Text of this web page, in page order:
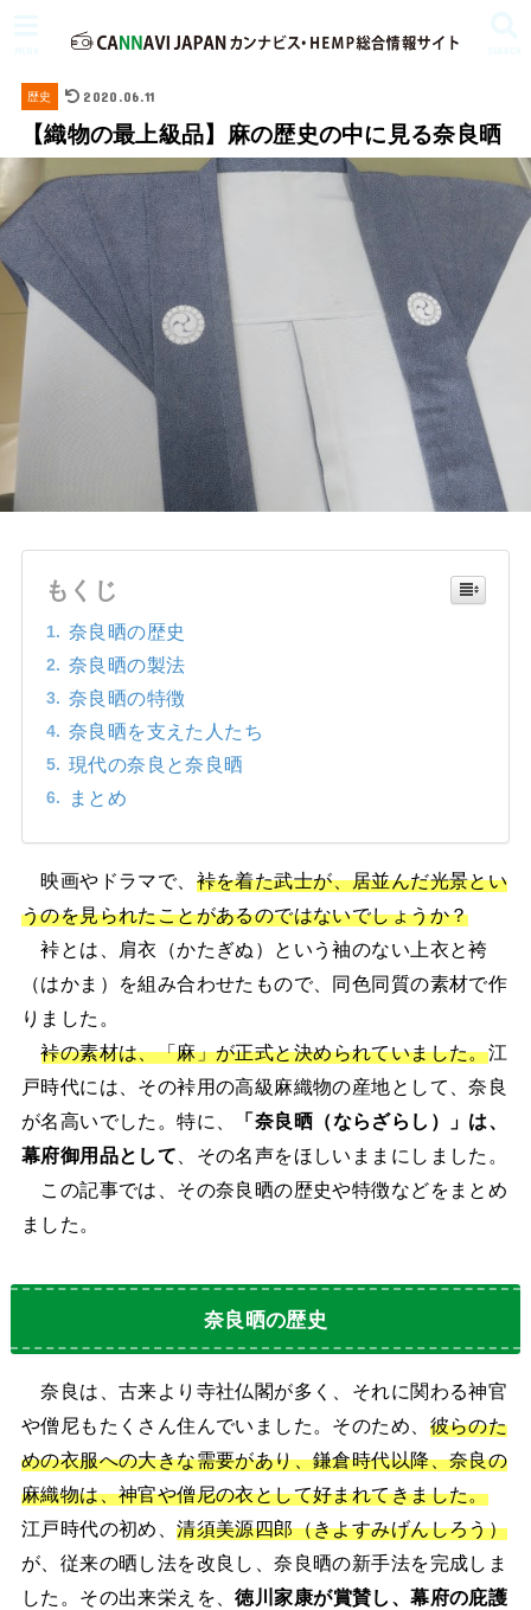
歴史 2020.06.11
【織物の最上級品】麻の歴史の中に見る奈良晒
もくじ
奈良晒の歴史
奈良晒の製法
奈良晒の特徴
奈良晒を支えた人たち
現代の奈良と奈良晒
まとめ
映画やドラマで、 裃を着た武士が、居並んだ光景とい
うのを見られたことがあるのではないでしょうか？
裃とは、肩衣（かたぎぬ）という袖のない上衣と袴
（はかま）を組み合わせたもので、同色同質の素材で作
りました。
裃の素材は、「麻」が正式と決められていました。江
戸時代には、その裃用の高級麻織物の産地として、奈良
が名高いでした。特に、
「奈良晒（ならざらし）」は、
幕府御用品として 、その名声をほしいままにしました。
この記事では、その奈良晒の歴史や特徴などをまとめ
ました。
奈良晒の歴史
奈良は、古来より寺社仏閣が多く、それに関わる神官
や僧尼もたくさん住んでいました。そのため、 彼らのた
めの衣服への大きな需要があり、鎌倉時代以降、奈良の
麻織物は、神官や僧尼の衣として好まれてきました。
江戸時代の初め、清須美源四郎（きよすみげんしろう）
が、従来の晒し法を改良し、奈良晒の新手法を完成しま
した。その出来栄えを、徳川家康が賞賛し、幕府の庇護